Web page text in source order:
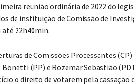
reunião ordinária de 2022 do
de instituição de Comissão de
22h40min.
de Comissões Processantes
Bonetti (PP) e Rozemar Sebastião
o direito de votarem pela